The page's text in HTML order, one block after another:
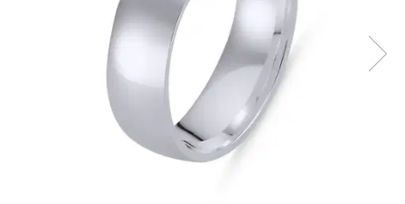
Bijuterii argint placat cu aur
Bijuterii argint cu diverse
Bijuterii argint cu murano
Bijuterii gotice si rock
Bijuterii Handmade
Bijuterii fantezie
Casete si cutii de bijuterii